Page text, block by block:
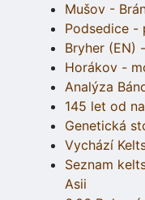
Mušov -
Podsedice -
Bryher (EN)
Horákov -
Analýza
145 let od
Genetická
Vychází
Seznam
Asii